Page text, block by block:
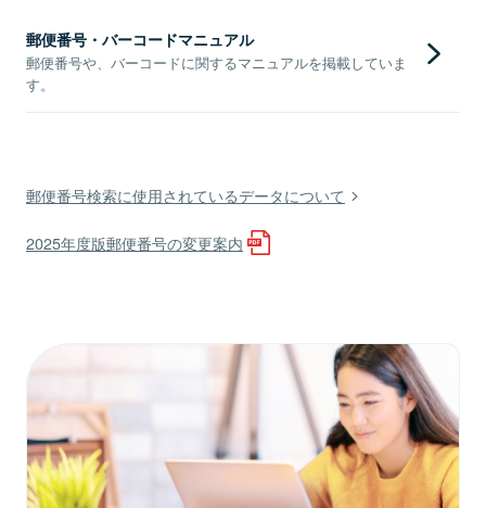
郵便番号・バーコードマニュアル
郵便番号や、バーコードに関するマニュアルを掲載していま
す。
郵便番号検索に使用されているデータについて
2025年度版郵便番号の変更案内